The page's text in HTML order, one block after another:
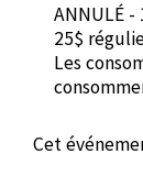
ANNULÉ
25$
Les
Cet